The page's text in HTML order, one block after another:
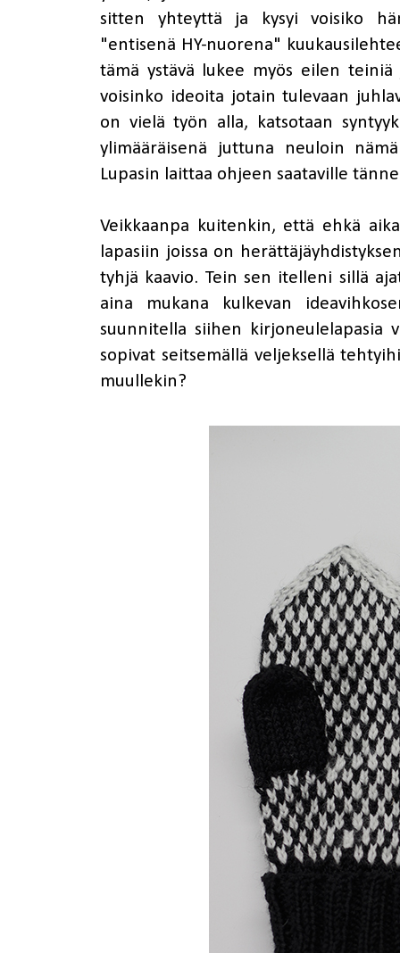
sitten yhteyttä ja kysyi voisiko
"entisenä HY-nuorena"
tämä ystävä lukee myös eilen
voisinko ideoita jotain tulevaan
on vielä työn alla, katsotaan
ylimääräisenä juttuna neuloin
Lupasin laittaa ohjeen saataville
Veikkaanpa kuitenkin, että ehkä
lapasiin joissa on
tyhjä kaavio. Tein sen itelleni sillä
aina mukana kulkevan
suunnitella siihen kirjoneulelapasia
sopivat seitsemällä veljeksellä
muullekin?